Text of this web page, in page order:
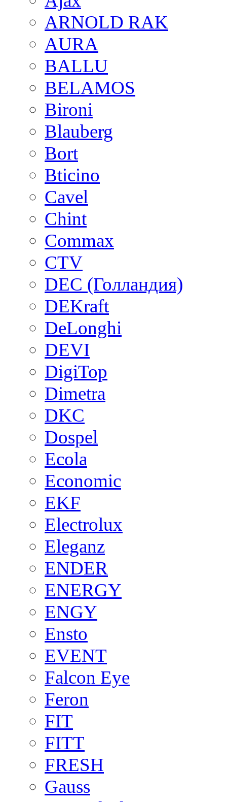
ARNOLD RAK
AURA
BALLU
BELAMOS
Bironi
Blauberg
Bort
Bticino
Cavel
Chint
Commax
CTV
DEC (Голландия)
DEKraft
DeLonghi
DEVI
DigiTop
Dimetra
DKC
Dospel
Ecola
Economic
EKF
Electrolux
Eleganz
ENDER
ENERGY
ENGY
Ensto
EVENT
Falcon Eye
Feron
FIT
FITT
FRESH
Gauss